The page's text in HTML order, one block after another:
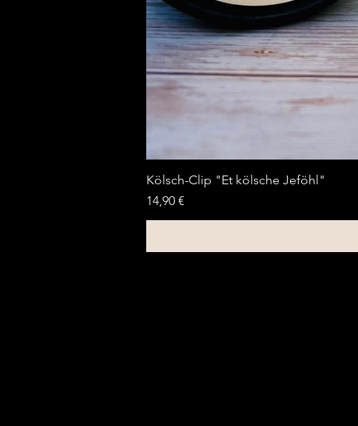
Kölsch-Clip "Et kölsche Jeföhl"
Preis
14,90 €